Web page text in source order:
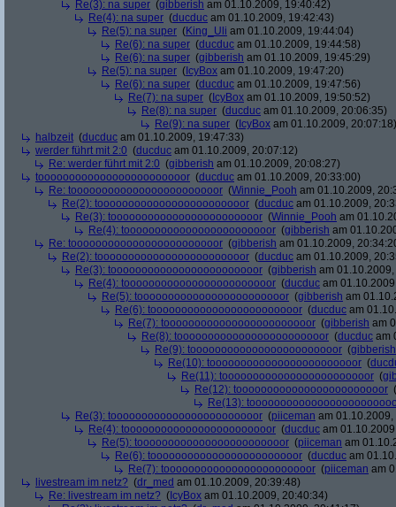
Re(3): na super (gibberish am 01.10.2009, 19:40:42)
Re(4): na super (ducduc am 01.10.2009, 19:42:43)
Re(5): na super (King_Uli am 01.10.2009, 19:44:04)
Re(6): na super (ducduc am 01.10.2009, 19:44:58)
Re(6): na super (gibberish am 01.10.2009, 19:45:29)
Re(5): na super ( IcyBox am 01.10.2009, 19:47:20)
Re(6): na super (ducduc am 01.10.2009, 19:47:56)
Re(7): na super ( IcyBox am 01.10.2009, 19:50:52)
Re(8): na super (ducduc am 01.10.2009, 20:06:35)
Re(9): na super ( IcyBox am 01.10.2009, 20:07:18)
halbzeit (ducduc am 01.10.2009, 19:47:33)
werder führt mit 2:0 (ducduc am 01.10.2009, 20:07:12)
Re: werder führt mit 2:0 (gibberish am 01.10.2009, 20:08:27)
toooooooooooooooooooooooor (ducduc am 01.10.2009, 20:33:00)
Re: toooooooooooooooooooooooor (Winnie_Pooh am 01.10.2009,
Re(2): toooooooooooooooooooooooor (ducduc am 01.10.2009,
Re(3): toooooooooooooooooooooooor (Winnie_Pooh am
Re(4): toooooooooooooooooooooooor (gibberish am
Re: toooooooooooooooooooooooor (gibberish am 01.10.2009,
Re(2): toooooooooooooooooooooooor (ducduc am 01.10.2009,
Re(3): toooooooooooooooooooooooor (gibberish am
Re(4): toooooooooooooooooooooooor (ducduc am
Re(5): toooooooooooooooooooooooor (gibberish am
Re(6): toooooooooooooooooooooooor (ducduc am
Re(7): toooooooooooooooooooooooor (gibberish am
Re(8): toooooooooooooooooooooooor (ducduc am
Re(9): toooooooooooooooooooooooor (gibberish
Re(10): toooooooooooooooooooooooor (
Re(11): toooooooooooooooooooooooor (
Re(12): toooooooooooooooooooooooor (
Re(13):
Re(3): toooooooooooooooooooooooor (piiceman am
Re(4): toooooooooooooooooooooooor (ducduc am
Re(5): toooooooooooooooooooooooor (piiceman am
Re(6): toooooooooooooooooooooooor (ducduc am
Re(7): toooooooooooooooooooooooor (piiceman am
livestream im netz? (dr_med am 01.10.2009, 20:39:48)
Re: livestream im netz? ( IcyBox am 01.10.2009, 20:40:34)